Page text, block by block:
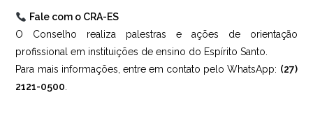
Fale com o CRA-ES
O Conselho realiza palestras e ações de orientação
profissional em instituições de ensino do Espírito Santo.
Para mais informações, entre em contato pelo WhatsApp: (27)
2121-0500.